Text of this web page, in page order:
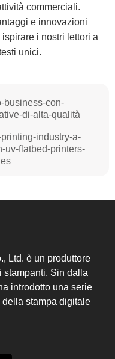
commerciali.
e innovazioni
i nostri lettori a
unici.
business-con-
di-alta-qualità
industry-a-
uv-flatbed-printers-
Ltd. è un produttore
Sin dalla
introdotto una serie
stampa digitale